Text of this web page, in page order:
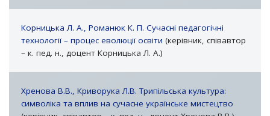
Корницька Л. А., Романюк К. П. Сучасні педагогічні
технології – процес еволюції освіти (керівник, співавтор
– к. пед. н., доцент Корницька Л. А.)
Хренова В.В., Криворука Л.В. Трипільська культура:
символіка та вплив на сучасне українське мистецтво